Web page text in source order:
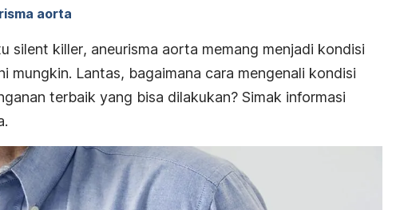
aorta
silent killer, aneurisma aorta memang menjadi kondisi
mungkin. Lantas, bagaimana cara mengenali kondisi
terbaik yang bisa dilakukan? Simak informasi